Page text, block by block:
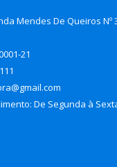
Mendes De Queiros Nº
21
De Segunda à